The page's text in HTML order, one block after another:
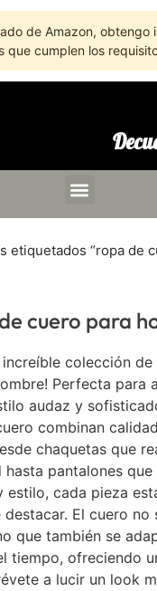
de Amazon, obtengo
que cumplen los
etiquetados “ropa de
cuero para
increíble colección
Perfecta para
audaz y
combinan
chaquetas que
hasta pantalones
estilo, cada pieza
El cuero no
que también se
tiempo, ofreciendo
a lucir un look